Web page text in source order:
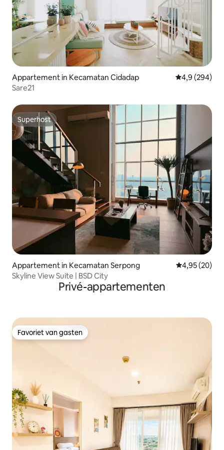
Appartement in Kecamatan Cidadap Gemiddelde
4,9 (294)
Sare21
Superhost
Superhost
Appartement in Kecamatan Serpong Gemiddelde
4,95 (20)
Skyline View Suite | BSD City
Privé-appartementen
Favoriet van gasten
Favoriet van gasten